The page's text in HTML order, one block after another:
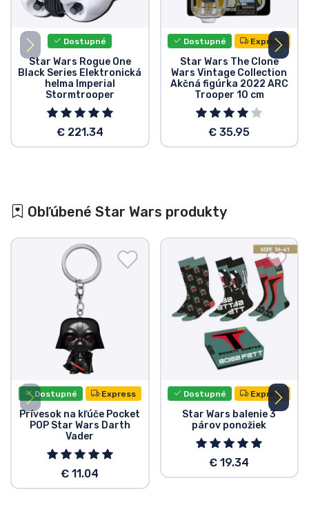
Dostupné
Star Wars Rogue One
Black Series Elektronická
helma Imperial
Stormtrooper
€ 221.34
Dostupné Express
Star Wars The Clone
Wars Vintage Collection
Akčná figúrka 2022 ARC
Trooper 10 cm
€ 35.95
Obľúbené Star Wars produkty
Dostupné Express
Prívesok na kľúče Pocket
POP Star Wars Darth
Vader
€ 11.04
Dostupné Express
Star Wars balenie 3
párov ponožiek
€ 19.34